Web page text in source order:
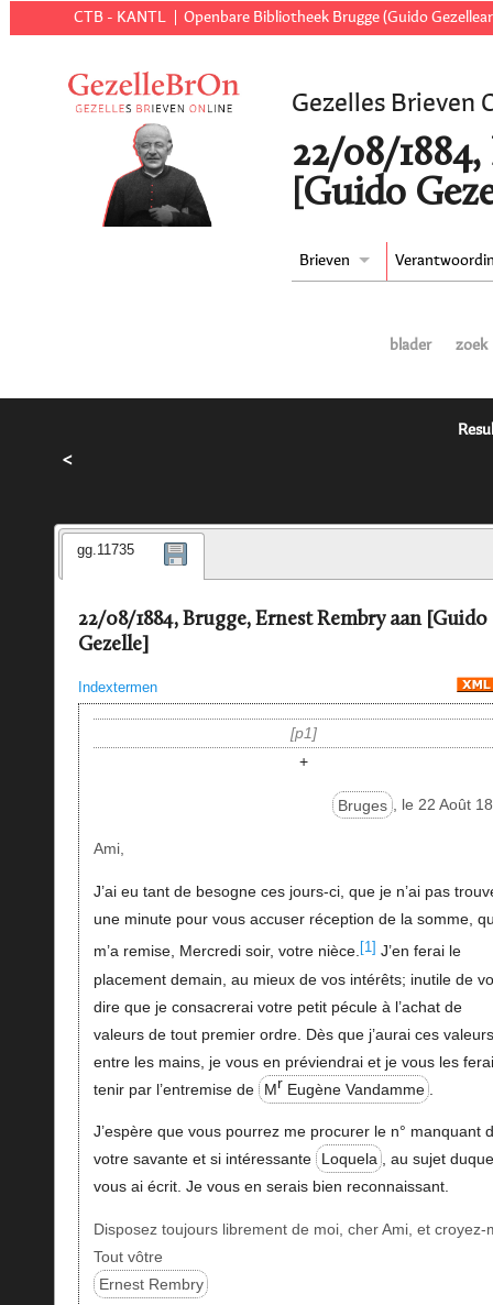
CTB - KANTL Openbare Bibliotheek Brugge (Guido
Gezelles Brieven
22/08/
[Guido
Brieven
blader zoek
<
gg.11735
22/08/1884, Brugge, Ernest Rembry aan [Guido
Gezelle]
Indextermen
p1
+
Bruges , le 22 Août
Ami,
J’ai eu tant de besogne ces jours-ci, que je n’ai pas
une minute pour vous accuser réception de la somme,
m’a remise, Mercredi soir, votre nièce. [1] J’en ferai le
placement demain, au mieux de vos intérêts; inutile de
dire que je consacrerai votre petit pécule à l’achat de
valeurs de tout premier ordre. Dès que j’aurai ces valeurs
entre les mains, je vous en préviendrai et je vous les ferai
tenir par l’entremise de
Mr Eugène Vandamme
J’espère que vous pourrez me procurer le n° manquant
votre savante et si intéressante
Loquela
, au sujet
vous ai écrit. Je vous en serais bien reconnaissant.
Disposez toujours librement de moi, cher Ami, et croyez-
Tout vôtre
Ernest Rembry